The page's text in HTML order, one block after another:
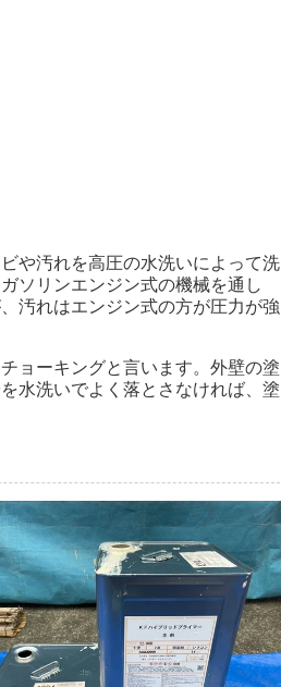
や汚れを高圧の水洗いによって洗
ソリンエンジン式の機械を通し
汚れはエンジン式の方が圧力が強
ョーキングと言います。外壁の塗
水洗いでよく落とさなければ、塗